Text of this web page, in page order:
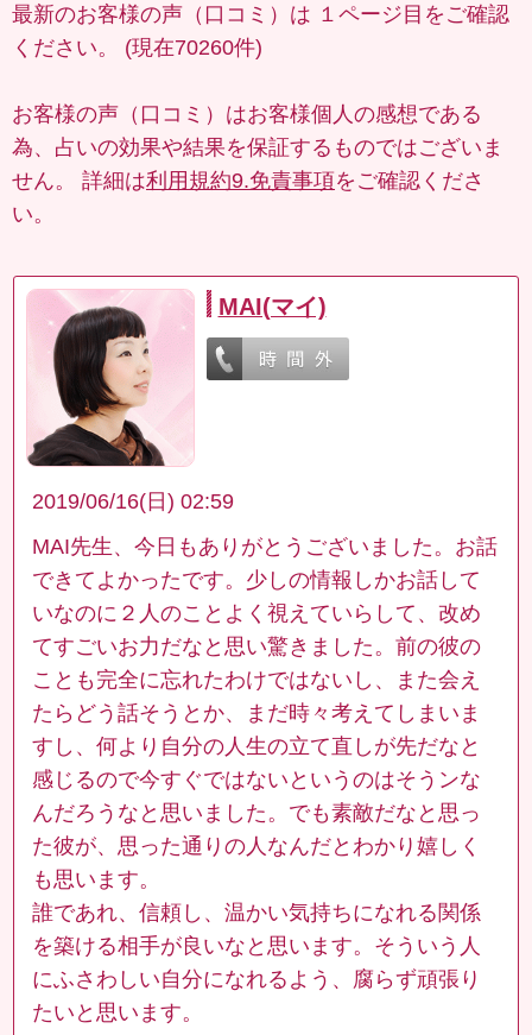
最新のお客様の声（口コミ）は １ページ目 をご確認
ください。 (現在70260件)
お客様の声（口コミ）はお客様個人の感想である
為、占いの効果や結果を保証するものではございま
せん。 詳細は利用規約9.免責事項をご確認くださ
い。
MAI(マイ)
2019/06/16(日) 02:59
MAI先生、今日もありがとうございました。お話
できてよかったです。少しの情報しかお話して
いなのに２人のことよく視えていらして、改め
てすごいお力だなと思い驚きました。前の彼の
ことも完全に忘れたわけではないし、また会え
たらどう話そうとか、まだ時々考えてしまいま
すし、何より自分の人生の立て直しが先だなと
感じるので今すぐではないというのはそうンな
んだろうなと思いました。でも素敵だなと思っ
た彼が、思った通りの人なんだとわかり嬉しく
も思います。
誰であれ、信頼し、温かい気持ちになれる関係
を築ける相手が良いなと思います。そういう人
にふさわしい自分になれるよう、腐らず頑張り
たいと思います。